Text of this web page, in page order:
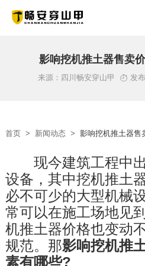
关于我们
新闻动态
工程案例
服务支持
影响挖机推土器售卖
来源：四川畅安穿山甲 发
首页 > 新闻动态 > 影响挖机推土器售
现今建筑工程中出
设备，其中挖机推土
必不可少的大型机械
常可以在施工场地见
机推土器价格也变动
规范。那影响挖机推
素有哪些?